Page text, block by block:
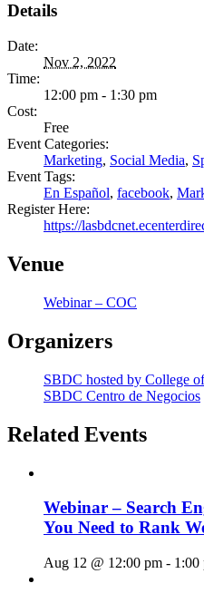
Details
Date:
Nov 2, 2022
Time:
12:00 pm - 1:30 pm
Cost:
Free
Event Categories:
Marketing, Social Media,
Event Tags:
En Español, facebook,
Register Here:
https://
Venue
Webinar – COC
Organizers
SBDC hosted by College
SBDC Centro de Negocios
Related Events
Webinar – Search
You Need to Rank
Aug 12 @ 12:00 pm - 1:00